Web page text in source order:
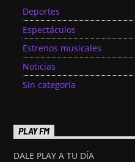
Deportes
Espectáculos
Estrenos musicales
Noticias
Sin categoría
PLAY FM
DALE PLAY A TU DÍA